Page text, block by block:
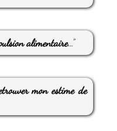
alimentaire...”
mon estime de